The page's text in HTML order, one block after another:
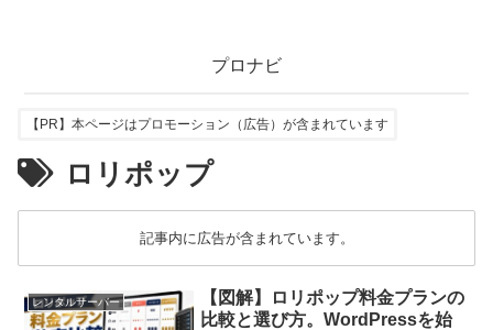
プロナビ
【PR】本ページはプロモーション（広告）が含まれています
ロリポップ
記事内に広告が含まれています。
レンタルサーバー
【図解】ロリポップ料金プランの
比較と選び方。WordPressを始